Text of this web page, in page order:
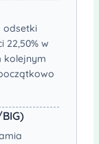
odsetki
22,50% w
kolejnym